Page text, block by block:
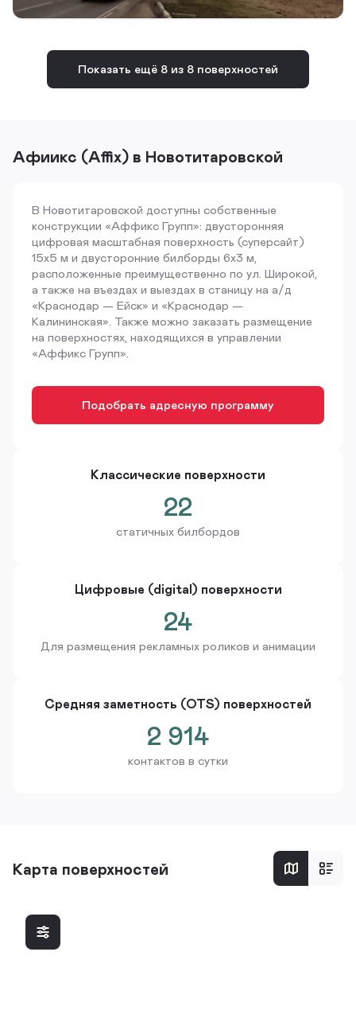
Показать ещё 8 из 8 поверхностей
Афиикс (Affix) в Новотитаровской
В Новотитаровской доступны собственные
конструкции «Аффикс Групп»: двусторонняя
цифровая масштабная поверхность (суперсайт)
15х5 м и двусторонние билборды 6х3 м,
расположенные преимущественно по ул. Широкой,
а также на въездах и выездах в станицу на а/д
«Краснодар — Ейск» и «Краснодар —
Калининская». Также можно заказать размещение
на поверхностях, находящихся в управлении
«Аффикс Групп».
Подобрать адресную программу
Классические поверхности
22
статичных билбордов
Цифровые (digital) поверхности
24
Для размещения рекламных роликов и анимации
Средняя заметность (OTS) поверхностей
2 914
контактов в сутки
Карта поверхностей